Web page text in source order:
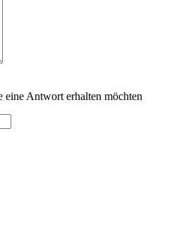
eine Antwort erhalten möchten